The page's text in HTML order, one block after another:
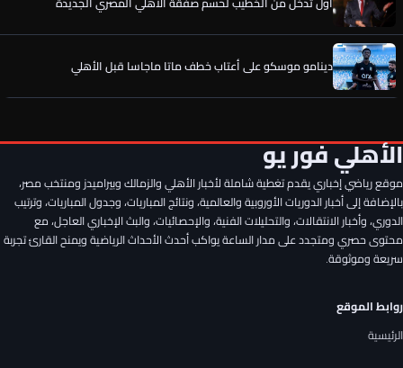
دينامو موسكو على أعتاب خطف ماتا ماجاسا قبل الأهلي
صفقة الأهلي الجديدة تخطف الأنظار في معسكر إسبانيا
رسميًا.. إمام عاشور يوافق على تمديد عقده مع الأهلي حتى 2030
الأهلي فور يو
موقع رياضي إخباري يقدم تغطية شاملة لأخبار الأهلي والزمالك وبيراميدز ومنتخب مصر،
بالإضافة إلى أخبار الدوريات الأوروبية والعالمية، ونتائج المباريات، وجدول المباريات، وترتيب
الدوري، وأخبار الانتقالات، والتحليلات الفنية، والإحصائيات، والبث الإخباري العاجل، مع
محتوى حصري ومتجدد على مدار الساعة يواكب أحدث الأحداث الرياضية ويمنح القارئ تجربة
سريعة وموثوقة.
روابط الموقع
الرئيسية